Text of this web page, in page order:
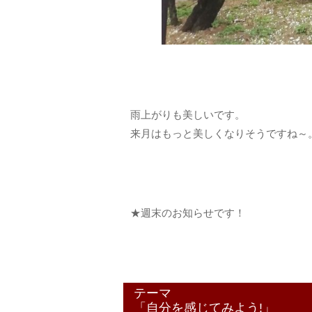
雨上がりも美しいです。
来月はもっと美しくなりそうですね～
★週末のお知らせです！
テーマ
「自分を感じてみよう!」